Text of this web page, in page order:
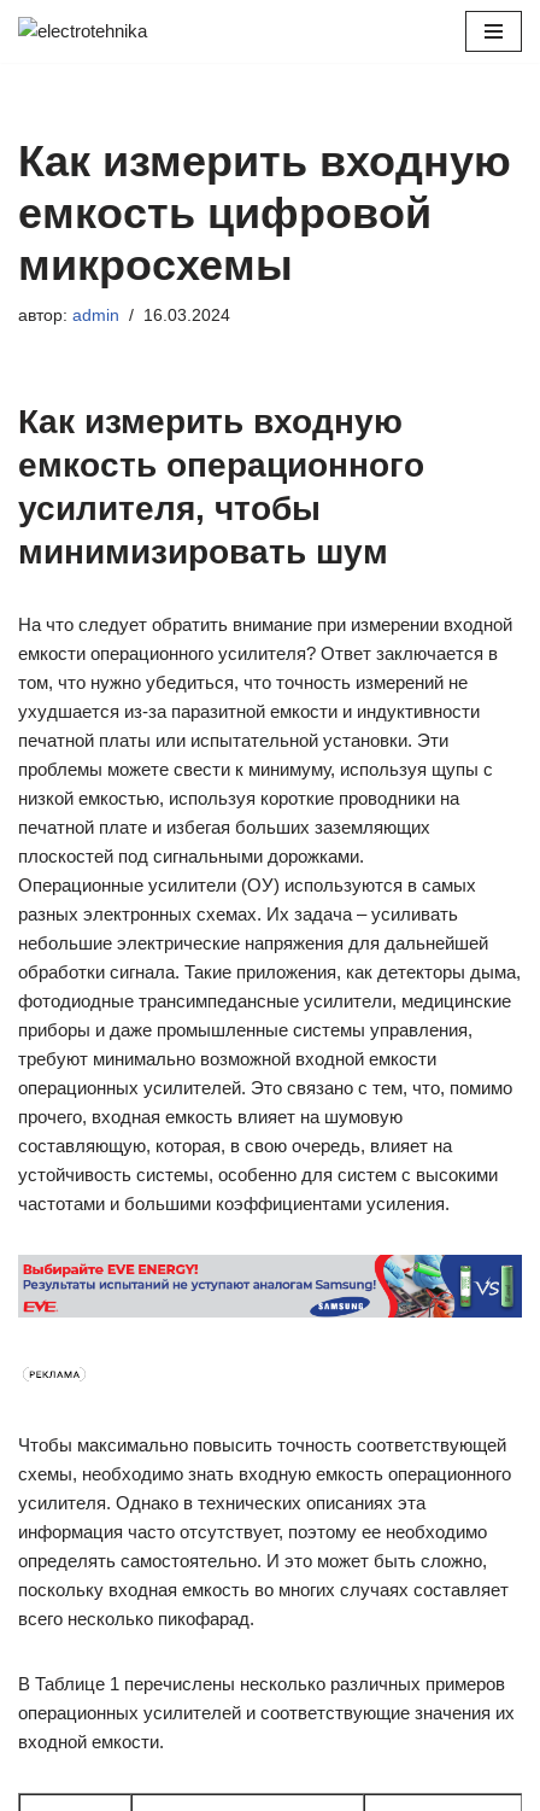
Как измерить входную
емкость цифровой
микросхемы
автор: admin 16.03.2024
Как измерить входную
емкость операционного
усилителя, чтобы
минимизировать шум
На что следует обратить внимание при измерении входной
емкости операционного усилителя? Ответ заключается в
том, что нужно убедиться, что точность измерений не
ухудшается из-за паразитной емкости и индуктивности
печатной платы или испытательной установки. Эти
проблемы можете свести к минимуму, используя щупы с
низкой емкостью, используя короткие проводники на
печатной плате и избегая больших заземляющих
плоскостей под сигнальными дорожками.
Операционные усилители (ОУ) используются в самых
разных электронных схемах. Их задача – усиливать
небольшие электрические напряжения для дальнейшей
обработки сигнала. Такие приложения, как детекторы дыма,
фотодиодные трансимпедансные усилители, медицинские
приборы и даже промышленные системы управления,
требуют минимально возможной входной емкости
операционных усилителей. Это связано с тем, что, помимо
прочего, входная емкость влияет на шумовую
составляющую, которая, в свою очередь, влияет на
устойчивость системы, особенно для систем с высокими
частотами и большими коэффициентами усиления.
Чтобы максимально повысить точность соответствующей
схемы, необходимо знать входную емкость операционного
усилителя. Однако в технических описаниях эта
информация часто отсутствует, поэтому ее необходимо
определять самостоятельно. И это может быть сложно,
поскольку входная емкость во многих случаях составляет
всего несколько пикофарад.
В Таблице 1 перечислены несколько различных примеров
операционных усилителей и соответствующие значения их
входной емкости.